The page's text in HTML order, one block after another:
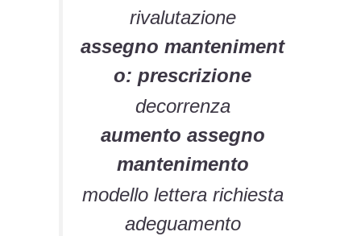
rivalutazione
assegno manteniment
o: prescrizione
decorrenza
aumento assegno
mantenimento
modello lettera richiesta
adeguamento